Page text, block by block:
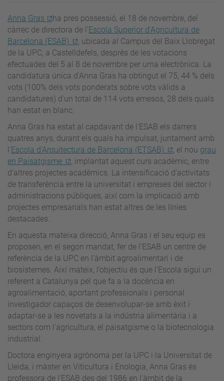
Anna Gras
ha pres possessió, el 18 de novembre, del
càrrec de directora de l’Escola Superior d’Agricultura de
Barcelona (ESAB)
, ubicada al Campus del Baix Llobregat
de la UPC, a Castelldefels, després de les votacions
efectuades del 5 al 8 de novembre per urna electrònica. La
candidatura única d'Anna Gras ha obtingut el 75, 44 % dels
vots (100% dels vots ponderats sobre vots vàlids a
candidatures) d'un total de 114 vots emesos, 28 dels quals
han estat en blanc.
Anna Gras ha estat al capdavant de l’ESAB els darrers
quatres anys, durant els quals ha impulsat, juntament amb
l’Escola d’Arquitectura de Barcelona (ETSAB) , el nou grau
en Paisatgisme
, implantat aquest curs acadèmic, entre
d’altres projectes acadèmics. La intensificació d’activitats
de transferència entre la universitat i empreses del sector i
administracions públiques, així com la implicació amb
projectes empresarials han estat altres de les línies
destacades.
En aquesta mateixa direcció, Anna Gras i el seu equip es
proposen, en el segon mandat, fer de l’ESAB un centre de
referència de la UPC en l’àmbit agroalimentari i de
biosistemes. Així mateix, l’objectiu és que l’Escola sigui un
referent a Catalunya pel que fa a la docència en
agroalimentació, aportant professionals i personal
investigador capaços de desenvolupar-se amb èxit i
adaptar-se a les novetats a la indústria alimentària i a
sectors com l’agricultura, el paisatgisme o la biotecnologia
industrial.
Doctora enginyera agrònoma per la UPC i la Universitat de
Lleida, i màster en Viticultura i Enologia, Anna Gras és
professora de l’ESAB des del 1986 en l’àmbit de la